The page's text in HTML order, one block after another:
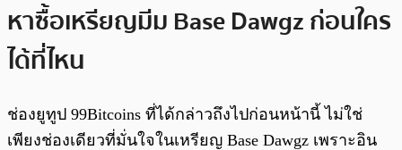
หาซื้อเหรียญมีม Base Dawgz ก่อนใคร
ได้ที่ไหน
ช่องยูทูป 99Bitcoins ที่ได้กล่าวถึงไปก่อนหน้านี้ ไม่ใช่
เพียงช่องเดียวที่มั่นใจในเหรียญ Base Dawgz เพราะอิน